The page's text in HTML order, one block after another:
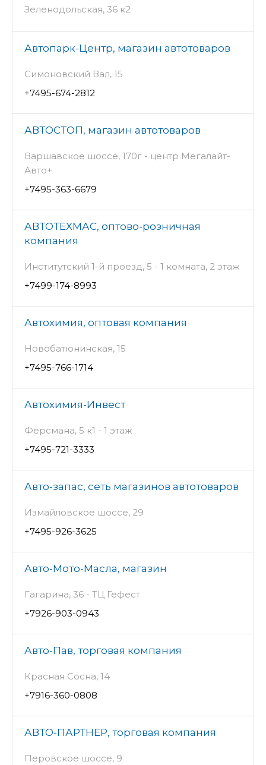
Зеленодольская, 36 к2
Автопарк-Центр, магазин автотоваров
Симоновский Вал, 15
+7495-674-2812
АВТОСТОП, магазин автотоваров
Варшавское шоссе, 170г - центр Мегалайт-
Авто+
+7495-363-6679
АВТОТЕХМАС, оптово-розничная
компания
Институтский 1-й проезд, 5 - 1 комната, 2 этаж
+7499-174-8993
Автохимия, оптовая компания
Новобатюнинская, 15
+7495-766-1714
Автохимия-Инвест
Ферсмана, 5 к1 - 1 этаж
+7495-721-3333
Авто-запас, сеть магазинов автотоваров
Измайловское шоссе, 29
+7495-926-3625
Авто-Мото-Масла, магазин
Гагарина, 36 - ТЦ Гефест
+7926-903-0943
Авто-Пав, торговая компания
Красная Сосна, 14
+7916-360-0808
АВТО-ПАРТНЕР, торговая компания
Перовское шоссе, 9